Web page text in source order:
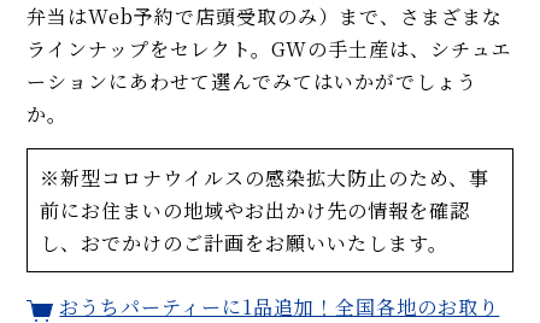
弁当はWeb予約で店頭受取のみ）まで、さまざまな
ラインナップをセレクト。GWの手土産は、シチュエ
ーションにあわせて選んでみてはいかがでしょう
か。
※新型コロナウイルスの感染拡大防止のため、事
前にお住まいの地域やお出かけ先の情報を確認
し、おでかけのご計画をお願いいたします。
おうちパーティーに1品追加！全国各地のお取り